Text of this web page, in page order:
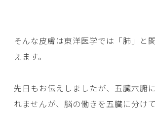
そんな皮膚は東洋医学では「肺」と
えます。
先日もお伝えしましたが、五臓六腑
れませんが、脳の働きを五臓に分け